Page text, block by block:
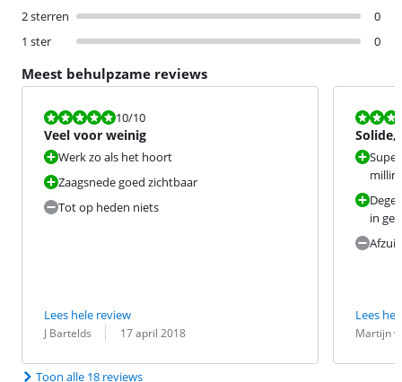
2 sterren
0
1 ster
0
Meest behulpzame reviews
Beoordeling is 10 van de 10.
10/10
Veel voor weinig
Werk zo als het hoort
Zaagsnede goed zichtbaar
Tot op heden niets
Lees hele review
Beoordeling door:
J Bartelds
Datum: 17 april 2018
Solide,
in
Lees
Martijn
Datum:
Toon alle 18 reviews